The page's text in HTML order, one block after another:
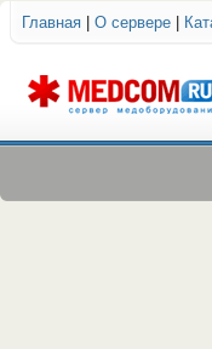
ОБОРУДОВАНИЯ
Главная О сервере